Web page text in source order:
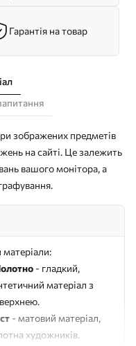
Гарантія на товар
зображених предметів
на сайті. Це залежить
вашого монітора, а
матеріали:
- гладкий,
матеріал з
- матовий матеріал,
художників.